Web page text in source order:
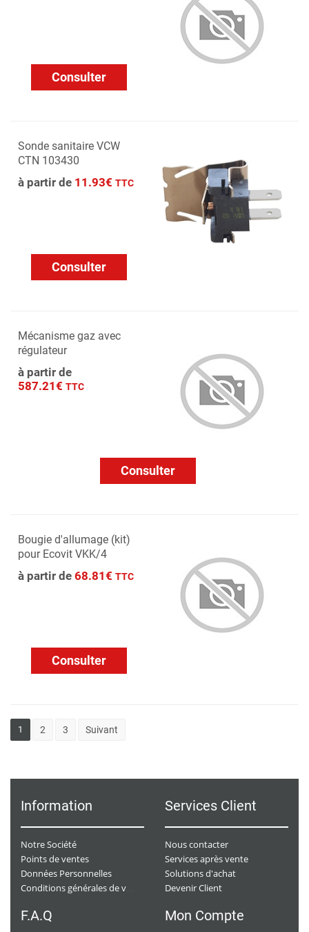
Consulter
Sonde sanitaire VCW
CTN 103430
à partir de 11.93€ TTC
Consulter
Mécanisme gaz avec
régulateur
à partir de
587.21€ TTC
Consulter
Bougie d'allumage (kit)
pour Ecovit VKK/4
à partir de 68.81€ TTC
Consulter
1 2 3 Suivant
Information
Notre Société
Points de ventes
Données Personnelles
Services Client
Nous contacter
Services après vente
Solutions d'achat
Devenir Client
F.A.Q Mon Compte